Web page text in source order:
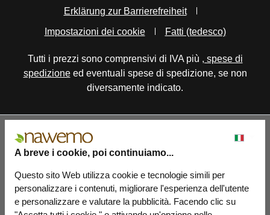
A breve i cookie, poi continuiamo...
Questo sito Web utilizza cookie e tecnologie simili per
personalizzare i contenuti, migliorare l'esperienza dell'utente
e personalizzare e valutare la pubblicità. Facendo clic su
Erklärung zur Barrierefreiheit
Impostazioni dei cookie
Fatti (tedesco)
Tutti i prezzi sono comprensivi di IVA più , spese di
spedizioneed eventuali spese di spedizione, se non
diversamente indicato.